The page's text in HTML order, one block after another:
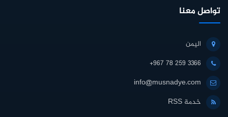
تواصل معنا
اليمن
+967 78 259 3366
info@musnadye.com
خدمة RSS